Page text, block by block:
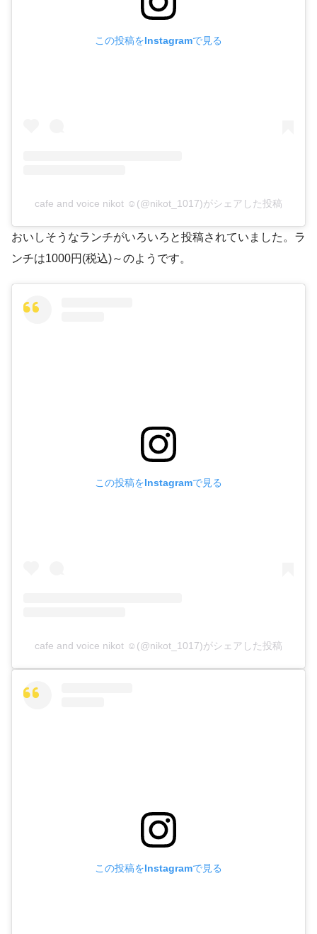
この投稿をInstagramで見る
cafe and voice nikot ☺︎(@nikot_1017)がシェアした投稿
おいしそうなランチがいろいろと投稿されていました。ラ
ンチは1000円(税込)～のようです。
この投稿をInstagramで見る
cafe and voice nikot ☺︎(@nikot_1017)がシェアした投稿
この投稿をInstagramで見る